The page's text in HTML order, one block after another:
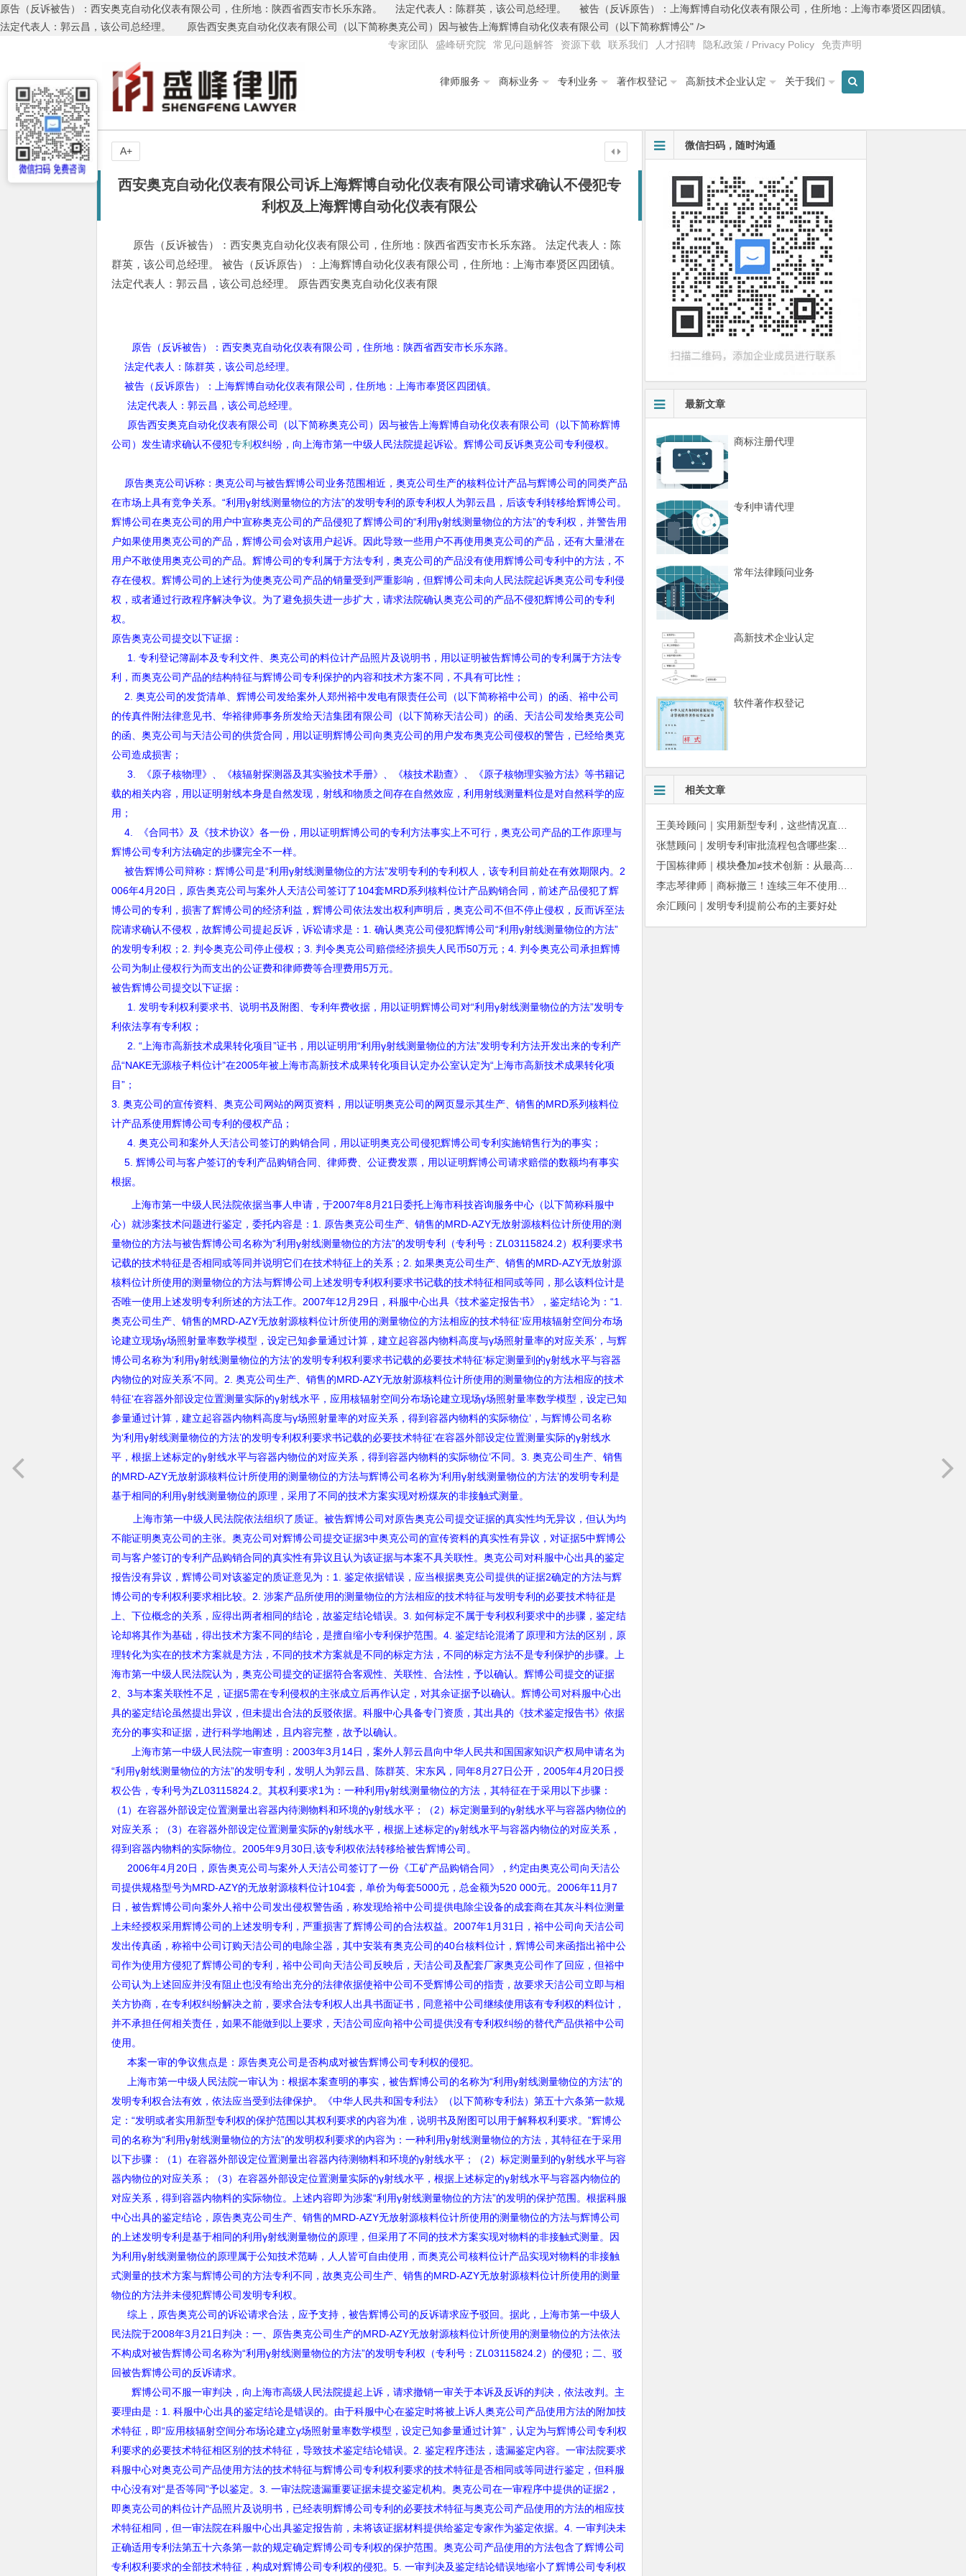
原告（反诉被告）：西安奥克自动化仪表有限公司，住所地：陕西省西安市长乐东路。 法定代表人：陈群英，该公司总经理。 被告（反诉原告）：上海辉博自动化仪表有限公司，住所地：上海市奉贤区四团镇。
法定代表人：郭云昌，该公司总经理。 原告西安奥克自动化仪表有限公司（以下简称奥克公司）因与被告上海辉博自动化仪表有限公司（以下简称辉博公" />
专家团队
盛峰研究院 常见问题解答 资源下载 联系我们 人才招聘 隐私政策 / Privacy Policy 免责声明
律师服务 商标业务 专利业务 著作权登记 高新技术企业认定 关于我们
西安奥克自动化仪表有限公司诉上海辉博自动化仪表有限公司请求确认不侵犯专
利权及上海辉博自动化仪表有限公
原告（反诉被告）：西安奥克自动化仪表有限公司，住所地：陕西省西安市长乐东路。 法定代表人：陈
群英，该公司总经理。 被告（反诉原告）：上海辉博自动化仪表有限公司，住所地：上海市奉贤区四团镇。
法定代表人：郭云昌，该公司总经理。 原告西安奥克自动化仪表有限
原告（反诉被告）：西安奥克自动化仪表有限公司，住所地：陕西省西安市长乐东路。
法定代表人：陈群英，该公司总经理。
被告（反诉原告）：上海辉博自动化仪表有限公司，住所地：上海市奉贤区四团镇。
法定代表人：郭云昌，该公司总经理。
原告西安奥克自动化仪表有限公司（以下简称奥克公司）因与被告上海辉博自动化仪表有限公司（以下简称辉博
公司）发生请求确认不侵犯专利权纠纷，向上海市第一中级人民法院提起诉讼。辉博公司反诉奥克公司专利侵权。
原告奥克公司诉称：奥克公司与被告辉博公司业务范围相近，奥克公司生产的核料位计产品与辉博公司的同类产品
在市场上具有竞争关系。“利用γ射线测量物位的方法”的发明专利的原专利权人为郭云昌，后该专利转移给辉博公司。
辉博公司在奥克公司的用户中宣称奥克公司的产品侵犯了辉博公司的“利用γ射线测量物位的方法”的专利权，并警告用
户如果使用奥克公司的产品，辉博公司会对该用户起诉。因此导致一些用户不再使用奥克公司的产品，还有大量潜在
用户不敢使用奥克公司的产品。辉博公司的专利属于方法专利，奥克公司的产品没有使用辉博公司专利中的方法，不
存在侵权。辉博公司的上述行为使奥克公司产品的销量受到严重影响，但辉博公司未向人民法院起诉奥克公司专利侵
权，或者通过行政程序解决争议。为了避免损失进一步扩大，请求法院确认奥克公司的产品不侵犯辉博公司的专利
权。
原告奥克公司提交以下证据：
1.专利登记簿副本及专利文件、奥克公司的料位计产品照片及说明书，用以证明被告辉博公司的专利属于方法专
利，而奥克公司产品的结构特征与辉博公司专利保护的内容和技术方案不同，不具有可比性；
2.奥克公司的发货清单、辉博公司发给案外人郑州裕中发电有限责任公司（以下简称裕中公司）的函、裕中公司
的传真件附法律意见书、华裕律师事务所发给天洁集团有限公司（以下简称天洁公司）的函、天洁公司发给奥克公司
的函、奥克公司与天洁公司的供货合同，用以证明辉博公司向奥克公司的用户发布奥克公司侵权的警告，已经给奥克
公司造成损害；
3.
《原子核物理》、《核辐射探测器及其实验技术手册》、《核技术勘查》、《原子核物理实验方法》等书籍记
载的相关内容，用以证明射线本身是自然发现，射线和物质之间存在自然效应，利用射线测量料位是对自然科学的应
用；
4.
《合同书》及《技术协议》各一份，用以证明辉博公司的专利方法事实上不可行，奥克公司产品的工作原理与
辉博公司专利方法确定的步骤完全不一样。
被告辉博公司辩称：辉博公司是“利用γ射线测量物位的方法”发明专利的专利权人，该专利目前处在有效期限内。 2
006年4月 20日，原告奥克公司与案外人天洁公司签订了104套MRD系列核料位计产品购销合同，前述产品侵犯了辉
博公司的专利，损害了辉博公司的经济利益，辉博公司依法发出权利声明后，奥克公司不但不停止侵权，反而诉至法
院请求确认不侵权，故辉博公司提起反诉，诉讼请求是： 1.确认奥克公司侵犯辉博公司“利用γ射线测量物位的方法”
的发明专利权； 2. 判令奥克公司停止侵权；3. 判令奥克公司赔偿经济损失人民币50万元；4. 判令奥克公司承担辉博
公司为制止侵权行为而支出的公证费和律师费等合理费用5万元。
被告辉博公司提交以下证据：
1. 发明专利权利要求书、说明书及附图、专利年费收据，用以证明辉博公司对“利用γ射线测量物位的方法”发明专
利依法享有专利权；
2.“上海市高新技术成果转化项目”证书，用以证明用“利用γ射线测量物位的方法”发明专利方法开发出来的专利产
品“NAKE无源核子料位计”在2005年被上海市高新技术成果转化项目认定办公室认定为“ 上海市高新技术成果转化项
目” ；
3.奥克公司的宣传资料、奥克公司网站的网页资料，用以证明奥克公司的网页显示其生产、销售的MRD系列核料位
计产品系使用辉博公司专利的侵权产品；
4.奥克公司和案外人天洁公司签订的购销合同，用以证明奥克公司侵犯辉博公司专利实施销售行为的事实；
5.辉博公司与客户签订的专利产品购销合同、律师费、公证费发票，用以证明辉博公司请求赔偿的数额均有事实
根据。
上海市第一中级人民法院依据当事人申请，于2007年8月 21 日委托上海市科技咨询服务中心（以下简称科服中
心）就涉案技术问题进行鉴定，委托内容是： 1. 原告奥克公司生产、销售的MRD-AZY无放射源核料位计所使用的测
量物位的方法与被告辉博公司名称为“利用γ射线测量物位的方法”的发明专利（专利号：ZL03115824.2）权利要求书
记载的技术特征是否相同或等同并说明它们在技术特征上的关系； 2.如果奥克公司生产、销售的MRD-AZY无放射源
核料位计所使用的测量物位的方法与辉博公司上述发明专利权利要求书记载的技术特征相同或等同，那么该料位计是
否唯一使用上述发明专利所述的方法工作。 2007年12 月 29日，科服中心出具《技术鉴定报告书》，鉴定结论为：“1.
奥克公司生产、销售的MRD-AZY无放射源核料位计所使用的测量物位的方法相应的技术特征‘应用核辐射空间分布场
论建立现场γ场照射量率数学模型，设定已知参量通过计算，建立起容器内物料高度与γ场照射量率的对应关系’ ，与辉
博公司名称为‘利用γ射线测量物位的方法’的发明专利权利要求书记载的必要技术特征‘标定测量到的γ射线水平与容器
内物位的对应关系’不同。 2.奥克公司生产、销售的MRD-AZY无放射源核料位计所使用的测量物位的方法相应的技术
特征‘在容器外部设定位置测量实际的γ射线水平，应用核辐射空间分布场论建立现场γ场照射量率数学模型，设定已知
参量通过计算，建立起容器内物料高度与γ场照射量率的对应关系，得到容器内物料的实际物位’ ，与辉博公司名称
为‘利用γ射线测量物位的方法’的发明专利权利要求书记载的必要技术特征‘在容器外部设定位置测量实际的γ射线水
平，根据上述标定的γ射线水平与容器内物位的对应关系，得到容器内物料的实际物位’不同。3.奥克公司生产、销售
的MRD-AZY无放射源核料位计所使用的测量物位的方法与辉博公司名称为‘利用γ射线测量物位的方法’的发明专利是
基于相同的利用γ射线测量物位的原理，采用了不同的技术方案实现对粉煤灰的非接触式测量。
上海市第一中级人民法院依法组织了质证。被告辉博公司对原告奥克公司提交证据的真实性均无异议，但认为均
不能证明奥克公司的主张。奥克公司对辉博公司提交证据3中奥克公司的宣传资料的真实性有异议，对证据5中辉博公
司与客户签订的专利产品购销合同的真实性有异议且认为该证据与本案不具关联性。奥克公司对科服中心出具的鉴定
报告没有异议，辉博公司对该鉴定的质证意见为： 1.鉴定依据错误，应当根据奥克公司提供的证据2确定的方法与辉
博公司的专利权利要求相比较。 2.涉案产品所使用的测量物位的方法相应的技术特征与发明专利的必要技术特征是
上、下位概念的关系，应得出两者相同的结论，故鉴定结论错误。3.如何标定不属于专利权利要求中的步骤，鉴定结
论却将其作为基础，得出技术方案不同的结论，是擅自缩小专利保护范围。4.鉴定结论混淆了原理和方法的区别，原
理转化为实在的技术方案就是方法，不同的技术方案就是不同的标定方法，不同的标定方法不是专利保护的步骤。上
海市第一中级人民法院认为，奥克公司提交的证据符合客观性、关联性、合法性，予以确认。辉博公司提交的证据
2 、3与本案关联性不足，证据5需在专利侵权的主张成立后再作认定，对其余证据予以确认。辉博公司对科服中心出
具的鉴定结论虽然提出异议，但未提出合法的反驳依据。科服中心具备专门资质，其出具的《技术鉴定报告书》依据
充分的事实和证据，进行科学地阐述，且内容完整，故予以确认。
上海市第一中级人民法院一审查明： 2003年3 月 14日，案外人郭云昌向中华人民共和国国家知识产权局申请名为
“利用γ射线测量物位的方法”的发明专利，发明人为郭云昌、陈群英、宋东风，同年8月 27日公开， 2005年4月 20日授
权公告，专利号为ZL03115824.2。其权利要求1 为：一种利用γ射线测量物位的方法，其特征在于采用以下步骤：
（1 ）在容器外部设定位置测量出容器内待测物料和环境的γ射线水平；（2）标定测量到的γ射线水平与容器内物位的
对应关系；（3）在容器外部设定位置测量实际的γ射线水平，根据上述标定的γ射线水平与容器内物位的对应关系，
得到容器内物料的实际物位。 2005年9月30日 ,该专利权依法转移给被告辉博公司。
2006年4月20日 ，原告奥克公司与案外人天洁公司签订了一份《工矿产品购销合同》，约定由奥克公司向天洁公
司提供规格型号为MRD-AZY的无放射源核料位计104套，单价为每套5000元，总金额为520 000元。 2006年11 月7
日，被告辉博公司向案外人裕中公司发出侵权警告函，称发现给裕中公司提供电除尘设备的成套商在其灰斗料位测量
上未经授权采用辉博公司的上述发明专利，严重损害了辉博公司的合法权益。 2007年1 月31 日，裕中公司向天洁公司
发出传真函，称裕中公司订购天洁公司的电除尘器，其中安装有奥克公司的40台核料位计，辉博公司来函指出裕中公
司作为使用方侵犯了辉博公司的专利，裕中公司向天洁公司反映后，天洁公司及配套厂家奥克公司作了回应，但裕中
公司认为上述回应并没有阻止也没有给出充分的法律依据使裕中公司不受辉博公司的指责，故要求天洁公司立即与相
关方协商，在专利权纠纷解决之前，要求合法专利权人出具书面证书，同意裕中公司继续使用该有专利权的料位计，
并不承担任何相关责任，如果不能做到以上要求，天洁公司应向裕中公司提供没有专利权纠纷的替代产品供裕中公司
使用。
本案一审的争议焦点是：原告奥克公司是否构成对被告辉博公司专利权的侵犯。
上海市第一中级人民法院一审认为：根据本案查明的事实，被告辉博公司的名称为“利用γ射线测量物位的方法”的
发明专利权合法有效，依法应当受到法律保护。《中华人民共和国专利法》（以下简称专利法）第五十六条第一款规
定：“发明或者实用新型专利权的保护范围以其权利要求的内容为准，说明书及附图可以用于解释权利要求。”辉博公
司的名称为“利用γ射线测量物位的方法”的发明权利要求的内容为：一种利用γ射线测量物位的方法，其特征在于采用
以下步骤：（1 ）在容器外部设定位置测量出容器内待测物料和环境的γ射线水平；（2）标定测量到的γ射线水平与容
器内物位的对应关系；（3）在容器外部设定位置测量实际的γ射线水平，根据上述标定的γ射线水平与容器内物位的
对应关系，得到容器内物料的实际物位。上述内容即为涉案“利用γ射线测量物位的方法”的发明的保护范围。根据科服
中心出具的鉴定结论，原告奥克公司生产、销售的MRD-AZY无放射源核料位计所使用的测量物位的方法与辉博公司
的上述发明专利是基于相同的利用γ射线测量物位的原理，但采用了不同的技术方案实现对物料的非接触式测量。因
为利用γ射线测量物位的原理属于公知技术范畴，人人皆可自由使用，而奥克公司核料位计产品实现对物料的非接触
式测量的技术方案与辉博公司的方法专利不同，故奥克公司生产、销售的MRD-AZY无放射源核料位计所使用的测量
物位的方法并未侵犯辉博公司发明专利权。
综上，原告奥克公司的诉讼请求合法，应予支持，被告辉博公司的反诉请求应予驳回。据此，上海市第一中级人
民法院于2008年3 月 21 日判决：一、原告奥克公司生产的MRD-AZY无放射源核料位计所使用的测量物位的方法依法
不构成对被告辉博公司名称为“利用γ射线测量物位的方法”的发明专利权（专利号：ZL03115824.2）的侵犯；二、驳
回被告辉博公司的反诉请求。
辉博公司不服一审判决，向上海市高级人民法院提起上诉，请求撤销一审关于本诉及反诉的判决，依法改判。主
要理由是： 1.科服中心出具的鉴定结论是错误的。由于科服中心在鉴定时将被上诉人奥克公司产品使用方法的附加技
术特征，即“应用核辐射空间分布场论建立γ场照射量率数学模型，设定已知参量通过计算”，认定为与辉博公司专利权
利要求的必要技术特征相区别的技术特征，导致技术鉴定结论错误。 2.鉴定程序违法，遗漏鉴定内容。一审法院要求
科服中心对奥克公司产品使用方法的技术特征与辉博公司专利权利要求的技术特征是否相同或等同进行鉴定，但科服
中心没有对“是否等同”予以鉴定。3.一审法院遗漏重要证据未提交鉴定机构。奥克公司在一审程序中提供的证据2 ，
即奥克公司的料位计产品照片及说明书，已经表明辉博公司专利的必要技术特征与奥克公司产品使用的方法的相应技
术特征相同，但一审法院在科服中心出具鉴定报告前，未将该证据材料提供给鉴定专家作为鉴定依据。4.一审判决未
正确适用专利法第五十六条第一款的规定确定辉博公司专利权的保护范围。奥克公司产品使用的方法包含了辉博公司
专利权利要求的全部技术特征，构成对辉博公司专利权的侵犯。5.一审判决及鉴定结论错误地缩小了辉博公司专利权
A+ 微信扫码，随时沟通
最新文章
商标注册代理
专利申请代理
常年法律顾问业务
高新技术企业认定
软件著作权登记
相关文章
余汇顾问｜发明专利提前公布‌的主要好处